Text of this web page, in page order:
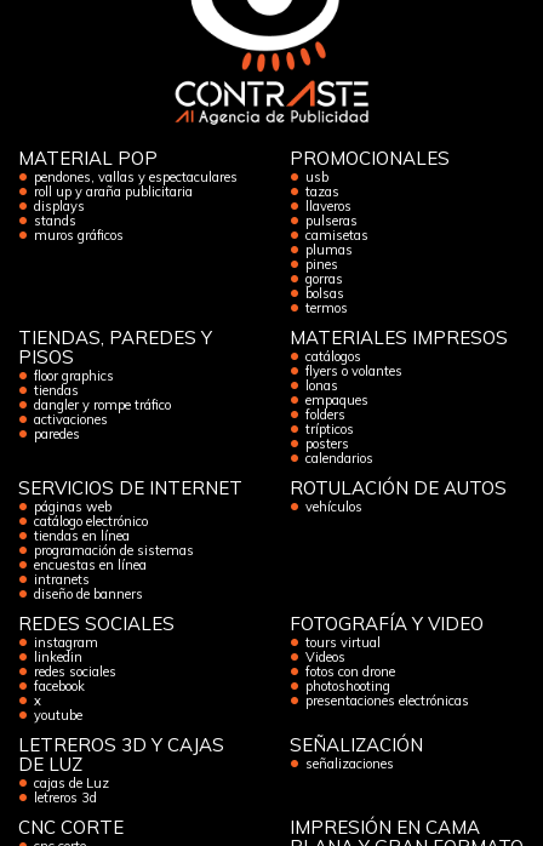
MATERIAL POP
pendones, vallas y espectaculares
roll up y araña publicitaria
displays
stands
muros gráficos
PROMOCIONALES
usb
tazas
llaveros
pulseras
camisetas
plumas
pines
gorras
bolsas
termos
TIENDAS, PAREDES Y
PISOS
floor graphics
tiendas
dangler y rompe tráfico
activaciones
paredes
MATERIALES IMPRESOS
catálogos
flyers o volantes
lonas
empaques
folders
trípticos
posters
calendarios
SERVICIOS DE INTERNET
páginas web
catálogo electrónico
tiendas en línea
programación de sistemas
encuestas en línea
intranets
diseño de banners
ROTULACIÓN DE AUTOS
vehículos
REDES SOCIALES
instagram
linkedin
redes sociales
facebook
x
youtube
FOTOGRAFÍA Y VIDEO
tours virtual
Videos
fotos con drone
photoshooting
presentaciones electrónicas
LETREROS 3D Y CAJAS
DE LUZ
cajas de Luz
letreros 3d
SEÑALIZACIÓN
señalizaciones
CNC CORTE
IMPRESIÓN EN CAMA